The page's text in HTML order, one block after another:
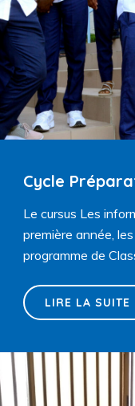
Cycle
Le cursus Les
première année,
programme de
LIRE LA SUITE